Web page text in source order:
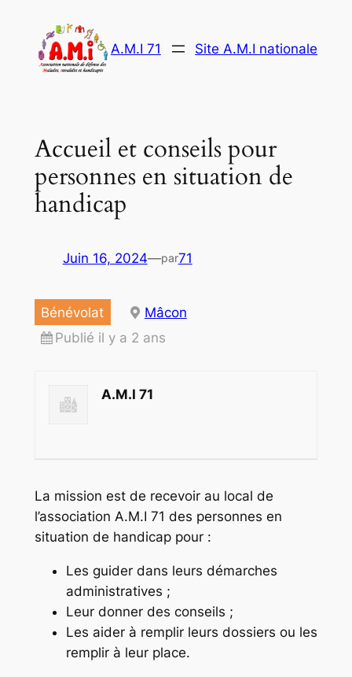
contenu
A.M.I 71 Site A.M.I nationale
Accueil et conseils pour
personnes en situation de
handicap
Juin 16, 2024—par71
Bénévolat
Mâcon
Publié il y a 2 ans
A.M.I 71
La mission est de recevoir au local de
l’association A.M.I 71 des personnes en
situation de handicap pour :
Les guider dans leurs démarches
administratives ;
Leur donner des conseils ;
Les aider à remplir leurs dossiers ou les
remplir à leur place.